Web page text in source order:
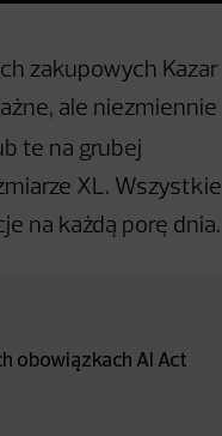
zakupowych Kazar
ale niezmiennie
te na grubej
XL. Wszystkie
na każdą porę dnia.
obowiązkach AI Act